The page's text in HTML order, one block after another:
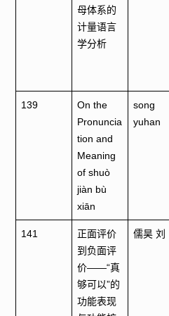
母体系的
计量语言
学分析
139
On the
Pronuncia
tion and
Meaning
of shuò
jiàn bù
xiān
song
yuhan
141
正面评价
到负面评
价——“真
够可以”的
功能表现
儒昊 刘